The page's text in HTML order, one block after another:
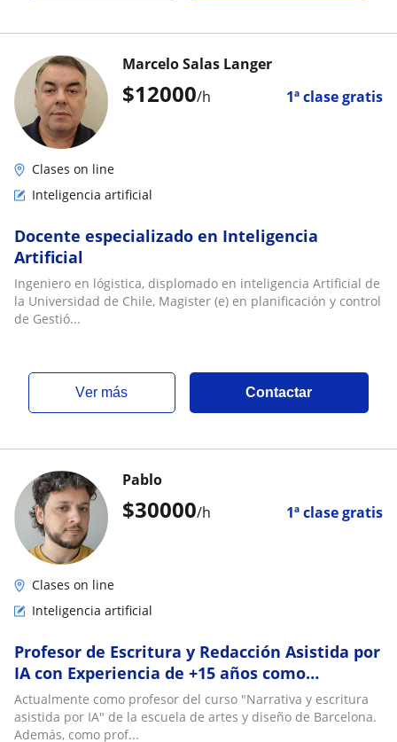
$12000/h 1ª clase gratis
Marcelo Salas Langer
Clases on line
Inteligencia artificial
Docente especializado en Inteligencia
Artificial
Ingeniero en lógistica, displomado en inteligencia Artificial de
la Universidad de Chile, Magister (e) en planificación y control
de Gestió...
ver más Contactar
$30000/h 1ª clase gratis
Pablo
Clases on line
Inteligencia artificial
Profesor de Escritura y Redacción Asistida por
IA con Experiencia de +15 años como
copywriter en agencias de publicidad
Actualmente como profesor del curso "Narrativa y escritura
asistida por IA" de la escuela de artes y diseño de Barcelona.
Además, como prof...